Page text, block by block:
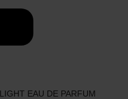
EAU DE PARFUM